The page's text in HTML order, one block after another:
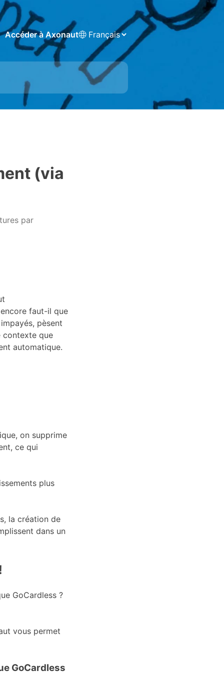
Accéder à Axonaut
(via
par
encore faut-il que
pèsent
contexte que
automatique.
on supprime
ce qui
plus
la création de
dans un
GoCardless ?
vous permet
GoCardless